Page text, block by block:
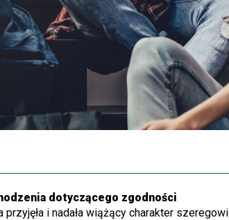
dotyczącego zgodności
i nadała wiążący charakter szeregowi